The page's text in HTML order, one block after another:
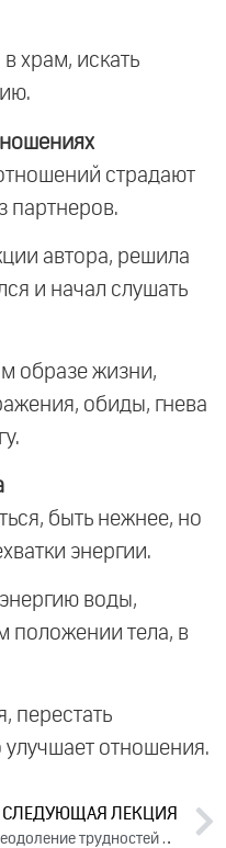
храм, искать
страдают
партнеров.
автора, решила
и начал слушать
образе жизни,
обиды, гнева
быть нежнее, но
энергии.
воды,
положении тела, в
перестать
улучшает отношения.
СЛЕДУЮЩАЯ ЛЕКЦИЯ
Преодоление трудностей в отношениях. Часть 2 (2023)